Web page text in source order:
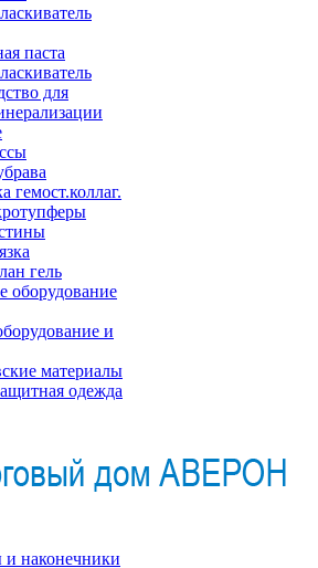
паста
для
гемост.коллаг.
гель
и
материалы
одежда